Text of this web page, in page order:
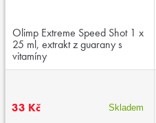
Olimp Extreme Speed Shot 1 x
25 ml, extrakt z guarany s
vitamíny
33 Kč Skladem